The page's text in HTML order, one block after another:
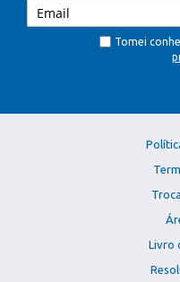
Tomei
Livro